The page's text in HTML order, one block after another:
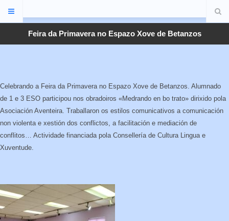
Feira da Primavera no Espazo Xove de Betanzos
Celebrando a Feira da Primavera no Espazo Xove de Betanzos. Alumnado
de 1 e 3 ESO participou nos obradoiros «Medrando en bo trato» dirixido pola
Asociación Aventeira. Traballaron os estilos comunicativos a comunicación
non violenta e xestión dos conflictos, a facilitación e mediación de
conflitos… Actividade financiada pola Consellería de Cultura Lingua e
Xuventude.